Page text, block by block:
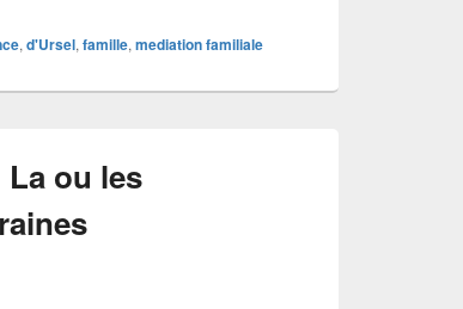
, d'Ursel, famille, mediation familiale
ou les